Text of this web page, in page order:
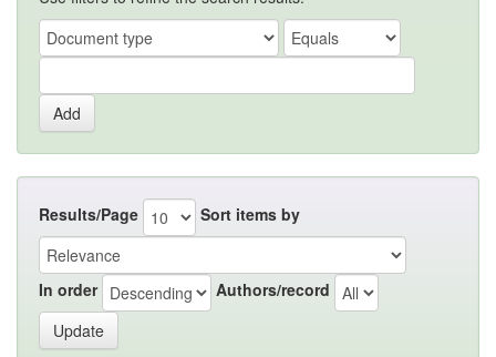
Results/Page Sort items by
In order Authors/record